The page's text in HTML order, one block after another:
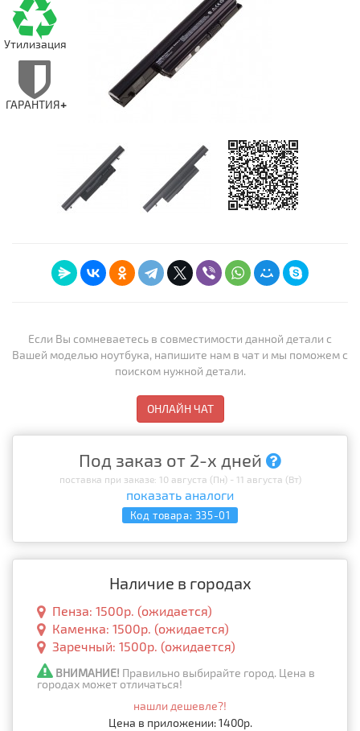
Утилизация
ГАРАНТИЯ+
Если Вы сомневаетесь в совместимости данной детали с
Вашей моделью ноутбука, напишите нам в чат и мы поможем с
поиском нужной детали.
ОНЛАЙН ЧАТ
Под заказ от 2-х дней
поставка при заказе: 10 августа (Пн) - 11 августа (Вт)
показать аналоги
Код товара: 335-01
Наличие в городах
Пенза: 1500р. (ожидается)
Каменка: 1500р. (ожидается)
Заречный: 1500р. (ожидается)
ВНИМАНИЕ! Правильно выбирайте город. Цена в
городах может отличаться!
нашли дешевле?!
Цена в приложении: 1400р.